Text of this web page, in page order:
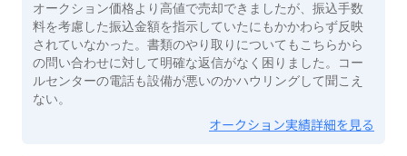
オークション価格より高値で売却できましたが、振込手数
料を考慮した振込金額を指示していたにもかかわらず反映
されていなかった。書類のやり取りについてもこちらから
の問い合わせに対して明確な返信がなく困りました。コー
ルセンターの電話も設備が悪いのかハウリングして聞こえ
ない。
オークション実績詳細を見る